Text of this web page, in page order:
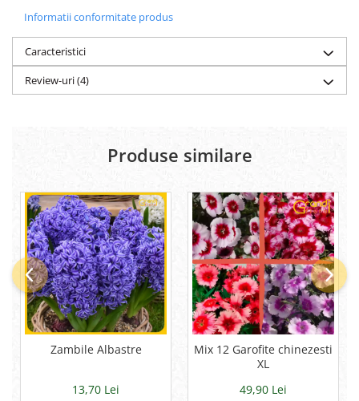
Informatii conformitate produs
Caracteristici
Review-uri(4)
Produse similare
Zambile Albastre
13,70 Lei
Mix 12 Garofite chinezesti
XL
49,90 Lei